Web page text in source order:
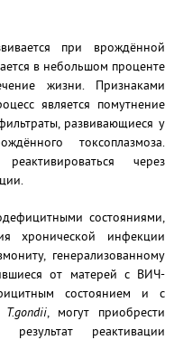
при врождённой
в небольшом проценте
жизни. Признаками
является помутнение
развивающиеся у
токсоплазмоза.
через
состояниями,
хронической инфекции
генерализованному
от матерей с ВИЧ-
состоянием и с
Т.gondii, могут приобрести
реактивации